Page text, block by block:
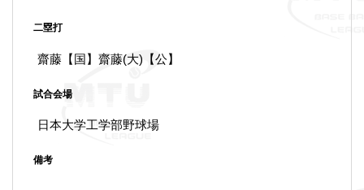
二塁打
齋藤【国】齋藤(大)【公】
試合会場
日本大学工学部野球場
備考